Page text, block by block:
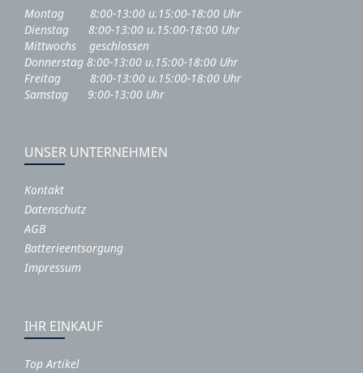
Montag 8:00-13:00 u.15:00-18:00 Uhr
Dienstag 8:00-13:00 u.15:00-18:00 Uhr
Mittwochs geschlossen
Donnerstag 8:00-13:00 u.15:00-18:00 Uhr
Freitag 8:00-13:00 u.15:00-18:00 Uhr
Samstag 9:00-13:00 Uhr
UNSER UNTERNEHMEN
Kontakt
Datenschutz
AGB
Batterieentsorgung
Impressum
IHR EINKAUF
Top Artikel